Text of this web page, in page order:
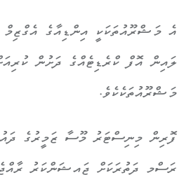
އެ މަޝްރޫއުތަކަކީ އިންޑިއާގެ އެގްޒިމް
ލައިން އޮފް ކްރެޑިޓެއްގެ ދަށުން
މަޝްރޫއުތަކެކެވެ.
ފޮރިން މިނިސްޓަރު މޫސާ ޒަމީރުގެ
ރަސްމީ ދަތުރަކަށް ޖައިޝަންކަރު